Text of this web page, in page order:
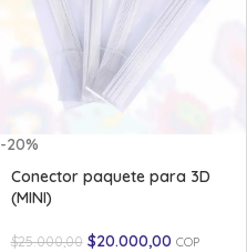
-20%
Conector paquete para 3D
(MINI)
$25.000,00 $20.000,00 COP